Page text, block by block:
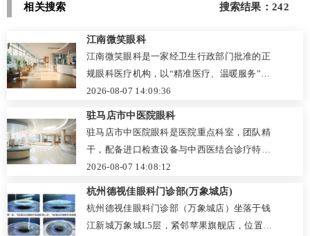
相关搜索 搜索结果：242
江南微笑眼科
江南微笑眼科是一家经卫生行政部门批准的正
规眼科医疗机构，以“精准医疗、温暖服务”为
宗旨，将现代技术与人文关怀深度融合。医院
引进国际主流设备，执行严格消毒规范，实行
首诊负责制，确保诊疗透明安全。擅长全飞
秒、半飞秒、ICL晶体植入、白内障超声乳化及
后随访，患者口碑良好。收费公开透明，提供
详细费用清单，并开通线上预约通道，让就诊
便捷安心。
2026-08-07 14:09:36
驻马店市中医院眼科
驻马店市中医院眼科是医院重点科室，团队精
干，配备进口检查设备与中西医结合诊疗特
色。科室正规可靠，擅长白内障、青光眼、翼
状胬肉等手术，以及干眼症、青少年近视的中
西医综合治疗，闫文彬等医生经验丰富。收费
透明，白内障手术约7000元起，患者普遍认可
2026-08-07 14:08:12
杭州德视佳眼科门诊部(万象城店)
杭州德视佳眼科门诊部（万象城店）坐落于钱
江新城万象城L5层，紧邻苹果旗舰店，位置醒